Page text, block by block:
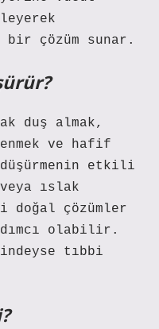
çözüm sunar.
duş almak,
ve hafif
etkili
ıslak
doğal çözümler
olabilir.
tıbbi